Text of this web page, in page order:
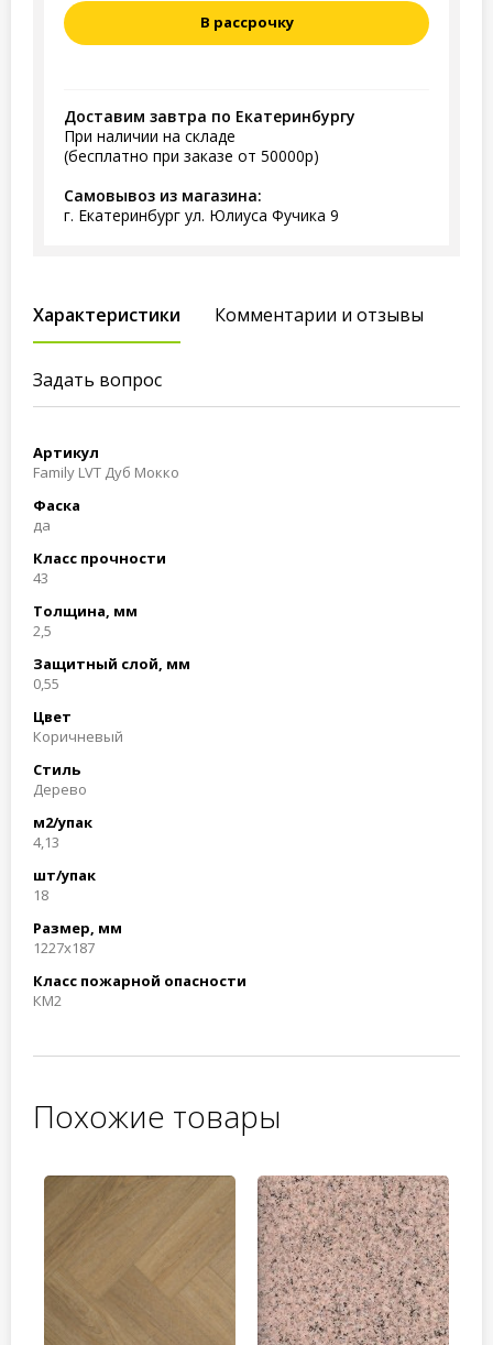
В рассрочку
Доставим завтра по Екатеринбургу
При наличии на складе
(бесплатно при заказе от 50000р)
Самовывоз из магазина:
г. Екатеринбург ул. Юлиуса Фучика 9
Характеристики Комментарии и отзывы
Задать вопрос
Артикул
Family LVT Дуб Мокко
Фаска
да
Класс прочности
43
Толщина, мм
2,5
Защитный слой, мм
0,55
Цвет
Коричневый
Стиль
Дерево
м2/упак
4,13
шт/упак
18
Размер, мм
1227x187
Класс пожарной опасности
КМ2
Похожие товары